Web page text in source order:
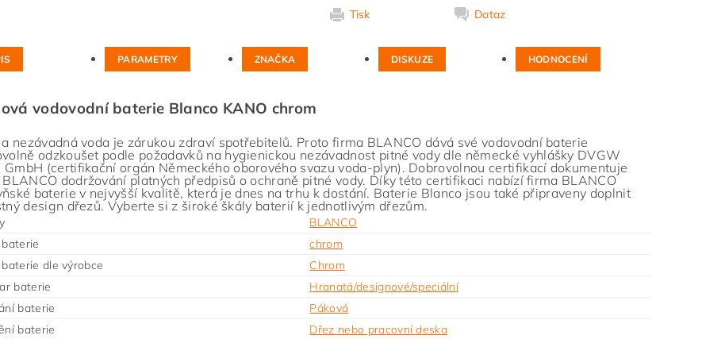
Tisk Dotaz
PARAMETRY ZNAČKA DISKUZE HODNOCENÍ
vodovodní baterie Blanco KANO chrom
nezávadná voda je zárukou zdraví spotřebitelů. Proto firma BLANCO dává své vodovodní baterie
odzkoušet podle požadavků na hygienickou nezávadnost pitné vody dle německé vyhlášky DVGW
GmbH (certifikační orgán Německého oborového svazu voda-plyn). Dobrovolnou certifikací dokumentuje
dodržování platných předpisů o ochraně pitné vody. Díky této certifikaci nabízí firma BLANCO
baterie v nejvyšší kvalitě, která je dnes na trhu k dostání. Baterie Blanco jsou také připraveny doplnit
design dřezů. Vyberte si z široké škály baterií k jednotlivým dřezům.
BLANCO
chrom
dle výrobce
Chrom
baterie
Hranatá/designové/speciální
baterie
Páková
baterie
Dřez nebo pracovní deska